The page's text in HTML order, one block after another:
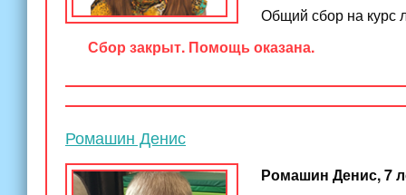
Общий сбор на курс
Сбор закрыт. Помощь оказана.
Ромашин Денис
Ромашин Денис, 7